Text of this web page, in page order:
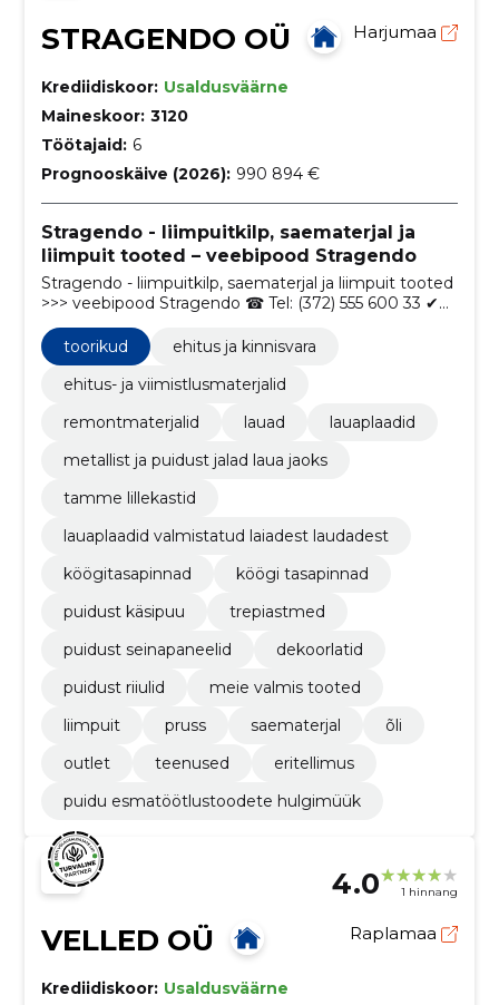
STRAGENDO OÜ Harjumaa
Krediidiskoor: Usaldusväärne
Maineskoor: 3120
Töötajaid: 6
Prognooskäive (2026): 990 894 €
Stragendo - liimpuitkilp, saematerjal ja
liimpuit tooted – veebipood Stragendo
Stragendo - liimpuitkilp, saematerjal ja liimpuit tooted
>>> veebipood Stragendo ☎ Tel: (372) 555 600 33 ✔
Tarnetoorikud
ehitus ja kinnisvara
ehitus- ja viimistlusmaterjalid
remontmaterjalid
lauad
lauaplaadid
metallist ja puidust jalad laua jaoks
tamme lillekastid
lauaplaadid valmistatud laiadest laudadest
köögitasapinnad
köögi tasapinnad
puidust käsipuu
trepiastmed
puidust seinapaneelid
dekoorlatid
puidust riiulid
meie valmis tooted
liimpuit
pruss saematerjal
õli
outlet
teenused
eritellimus
puidu esmatöötlustoodete hulgimüük
4.0 1 hinnang
VELLED OÜ Raplamaa
Krediidiskoor: Usaldusväärne